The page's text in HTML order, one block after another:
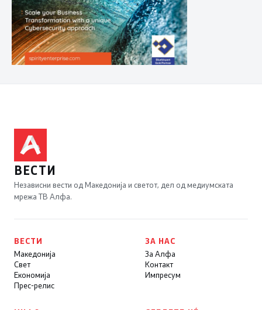
ВЕСТИ
Независни вести од Македонија и светот, дел од медиумската
мрежа ТВ Алфа.
ВЕСТИ
Македонија
Свет
Економија
Прес-релис
ЗА НАС
За Алфа
Контакт
Импресум